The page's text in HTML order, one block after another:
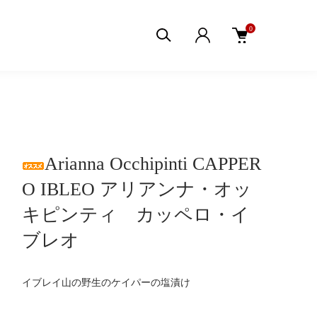
0
Arianna Occhipinti CAPPER
O IBLEO アリアンナ・オッ
キピンティ カッペロ・イ
ブレオ
イブレイ山の野生のケイパーの塩漬け